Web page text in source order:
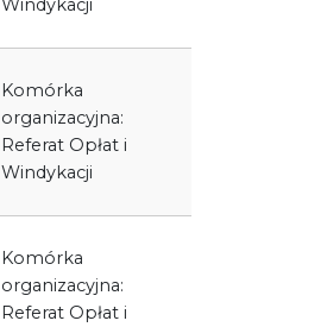
Windykacji
Komórka
organizacyjna:
Referat Opłat i
Windykacji
Komórka
organizacyjna:
Referat Opłat i